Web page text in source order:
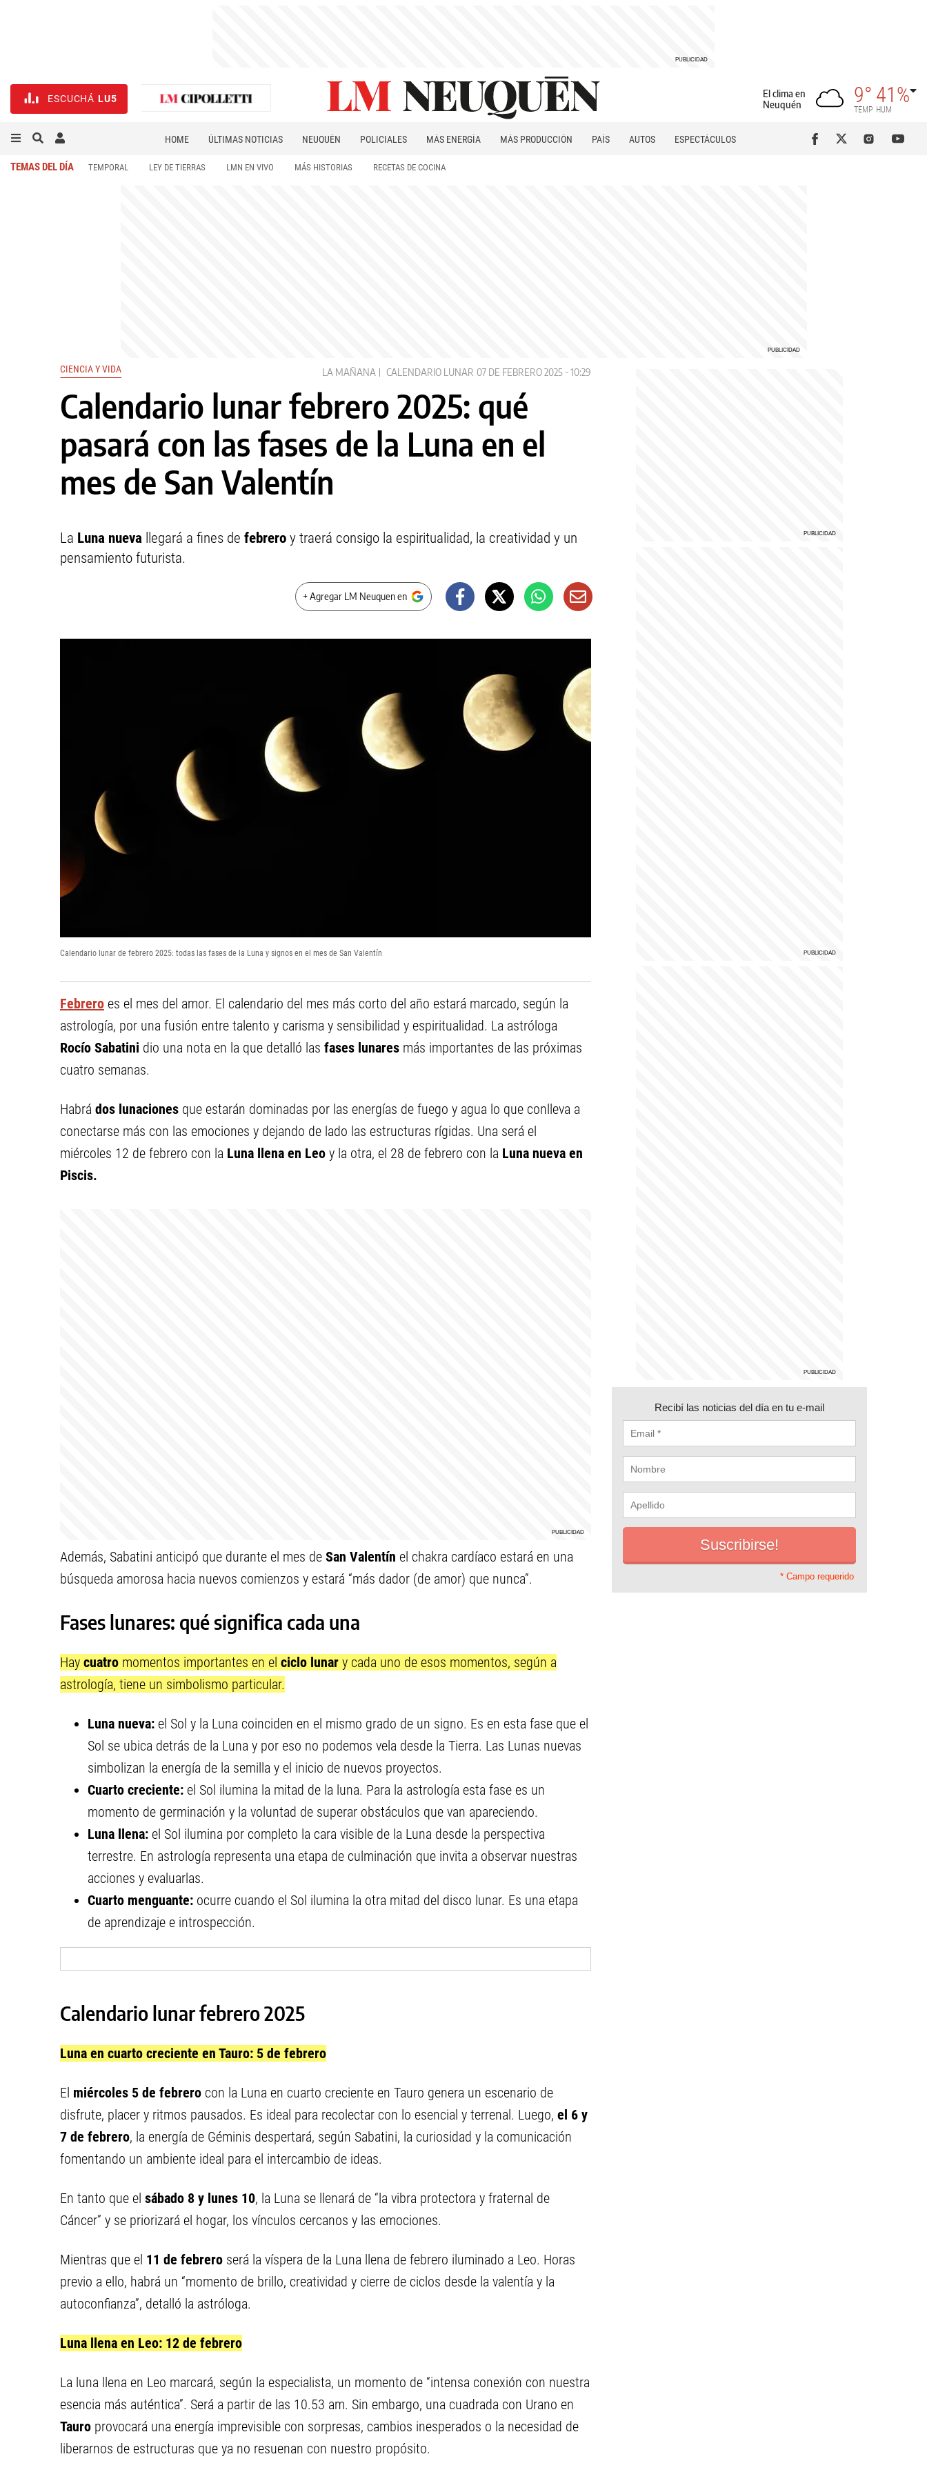
ESCUCHÁ LU5
El clima en
Neuquén
9°
TEMP
41%
HUM
HOME ÚLTIMAS NOTICIAS NEUQUÉN POLICIALES MÁS ENERGÍA MÁS PRODUCCIÓN PAÍS AUTOS
ESPECTÁCULOS
TEMAS DEL DÍA TEMPORAL LEY DE TIERRAS LMN EN VIVO MÁS HISTORIAS RECETAS DE COCINA
CIENCIA Y VIDA LA MAÑANA CALENDARIO LUNAR 07 DE FEBRERO 2025 - 10:29
Calendario lunar febrero 2025: qué
pasará con las fases de la Luna en el
mes de San Valentín
La Luna nueva llegará a fines de febrero y traerá consigo la espiritualidad, la creatividad y un
pensamiento futurista.
+ Agregar LM Neuquen en
Calendario lunar de febrero 2025: todas las fases de la Luna y signos en el mes de San Valentín
Febrero es el mes del amor. El calendario del mes más corto del año estará marcado, según la
astrología, por una fusión entre talento y carisma y sensibilidad y espiritualidad. La astróloga
Rocío Sabatini dio una nota en la que detalló las fases lunares más importantes de las próximas
cuatro semanas.
Habrá dos lunaciones que estarán dominadas por las energías de fuego y agua lo que conlleva a
conectarse más con las emociones y dejando de lado las estructuras rígidas. Una será el
miércoles 12 de febrero con la Luna llena en Leo y la otra, el 28 de febrero con la Luna nueva en
Piscis.
Además, Sabatini anticipó que durante el mes de San Valentín el chakra cardíaco estará en una
búsqueda amorosa hacia nuevos comienzos y estará “más dador (de amor) que nunca”.
Fases lunares: qué significa cada una
Hay cuatro momentos importantes en el ciclo lunar y cada uno de esos momentos, según a
astrología, tiene un simbolismo particular.
Luna nueva: el Sol y la Luna coinciden en el mismo grado de un signo. Es en esta fase que el
Sol se ubica detrás de la Luna y por eso no podemos vela desde la Tierra. Las Lunas nuevas
simbolizan la energía de la semilla y el inicio de nuevos proyectos.
Cuarto creciente: el Sol ilumina la mitad de la luna. Para la astrología esta fase es un
momento de germinación y la voluntad de superar obstáculos que van apareciendo.
Luna llena: el Sol ilumina por completo la cara visible de la Luna desde la perspectiva
terrestre. En astrología representa una etapa de culminación que invita a observar nuestras
acciones y evaluarlas.
Cuarto menguante: ocurre cuando el Sol ilumina la otra mitad del disco lunar. Es una etapa
de aprendizaje e introspección.
Calendario lunar febrero 2025
Luna en cuarto creciente en Tauro: 5 de febrero
El miércoles 5 de febrero con la Luna en cuarto creciente en Tauro genera un escenario de
disfrute, placer y ritmos pausados. Es ideal para recolectar con lo esencial y terrenal. Luego, el 6 y
7 de febrero, la energía de Géminis despertará, según Sabatini, la curiosidad y la comunicación
fomentando un ambiente ideal para el intercambio de ideas.
En tanto que el sábado 8 y lunes 10, la Luna se llenará de “la vibra protectora y fraternal de
Cáncer” y se priorizará el hogar, los vínculos cercanos y las emociones.
Mientras que el 11 de febrero será la víspera de la Luna llena de febrero iluminado a Leo. Horas
previo a ello, habrá un “momento de brillo, creatividad y cierre de ciclos desde la valentía y la
autoconfianza”, detalló la astróloga.
Luna llena en Leo: 12 de febrero
La luna llena en Leo marcará, según la especialista, un momento de “intensa conexión con nuestra
esencia más auténtica”. Será a partir de las 10.53 am. Sin embargo, una cuadrada con Urano en
Tauro provocará una energía imprevisible con sorpresas, cambios inesperados o la necesidad de
liberarnos de estructuras que ya no resuenan con nuestro propósito.
Recibí las noticias del día en tu e-mail
* Campo requerido